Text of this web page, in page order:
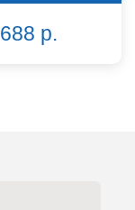
688 р.